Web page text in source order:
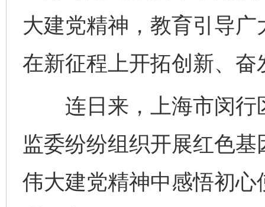
大建党精神，教育引导广
在新征程上开拓创新、奋
连日来，上海市闵行
监委纷纷组织开展红色
伟大建党精神中感悟初